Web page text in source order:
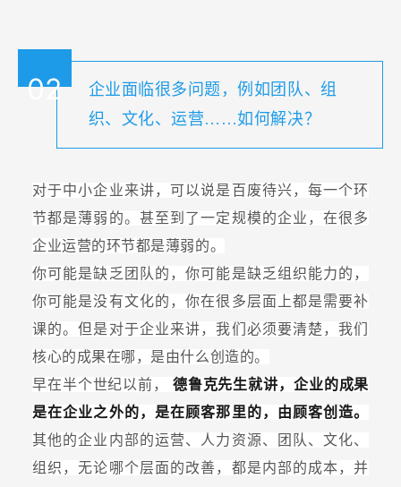
02
企业面临很多问题，例如团队、组
织、文化、运营……如何解决？
对于中小企业来讲，可以说是百废待兴，每一个环
节都是薄弱的。甚至到了一定规模的企业，在很多
企业运营的环节都是薄弱的。
你可能是缺乏团队的，你可能是缺乏组织能力的，
你可能是没有文化的，你在很多层面上都是需要补
课的。但是对于企业来讲，我们必须要清楚，我们
核心的成果在哪，是由什么创造的。
早在半个世纪以前， 德鲁克先生就讲，企业的成果
是在企业之外的，是在顾客那里的，由顾客创造。
其他的企业内部的运营、人力资源、团队、文化、
组织，无论哪个层面的改善，都是内部的成本，并